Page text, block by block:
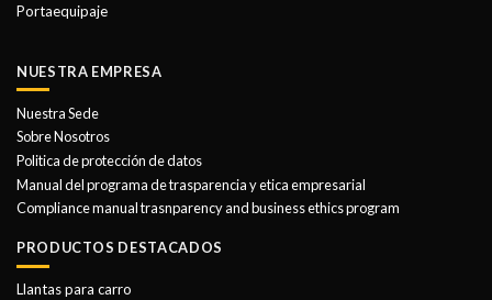
Portaequipaje
NUESTRA EMPRESA
Nuestra Sede
Sobre Nosotros
Politica de protección de datos
Manual del programa de trasparencia y etica empresarial
Compliance manual trasnparency and business ethics program
PRODUCTOS DESTACADOS
Llantas para carro